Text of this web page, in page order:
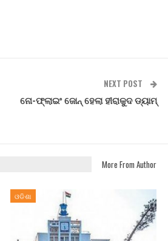
NEXT POST
ନୋ-ଫ୍ଲାଇଂ ଜୋନ୍ ହେଲା ହୀରାକୁଦ ଡ୍ୟାମ୍
More From Author
ଓଡିଶା